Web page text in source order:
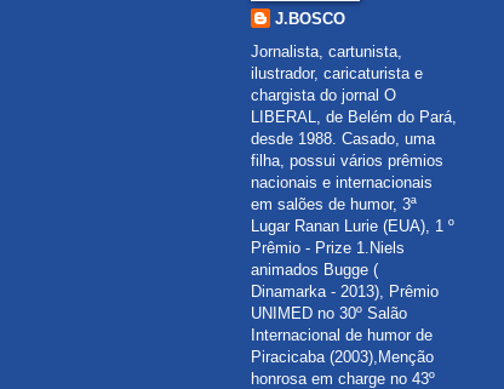
J.BOSCO
Jornalista, cartunista,
ilustrador, caricaturista e
chargista do jornal O
LIBERAL, de Belém do Pará,
desde 1988. Casado, uma
filha, possui vários prêmios
nacionais e internacionais
em salões de humor, 3ª
Lugar Ranan Lurie (EUA), 1 º
Prêmio - Prize 1.Niels
animados Bugge (
Dinamarka - 2013), Prêmio
UNIMED no 30º Salão
Internacional de humor de
Piracicaba (2003),Menção
honrosa em charge no 43º